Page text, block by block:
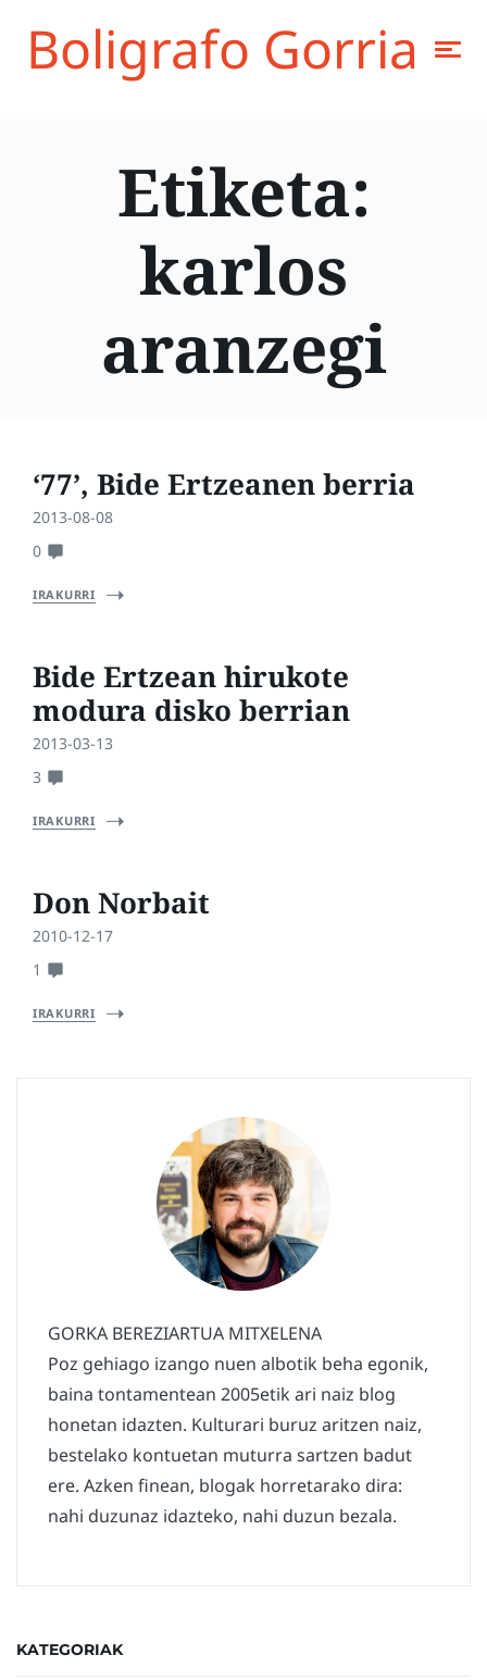
Boligrafo Gorria
Etiketa:
karlos
aranzegi
‘77’, Bide Ertzeanen berria
2013-08-08
0
IRAKURRI
Bide Ertzean hirukote
modura disko berrian
2013-03-13
3
IRAKURRI
Don Norbait
2010-12-17
1
IRAKURRI
GORKA BEREZIARTUA MITXELENA
Poz gehiago izango nuen albotik beha egonik,
baina tontamentean 2005etik ari naiz blog
honetan idazten. Kulturari buruz aritzen naiz,
bestelako kontuetan muturra sartzen badut
ere. Azken finean, blogak horretarako dira:
nahi duzunaz idazteko, nahi duzun bezala.
KATEGORIAK